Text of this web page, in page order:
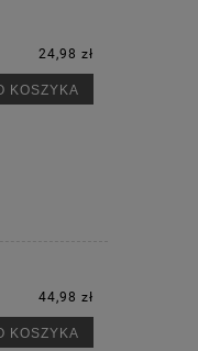
24,98 zł
KOSZYKA
44,98 zł
KOSZYKA